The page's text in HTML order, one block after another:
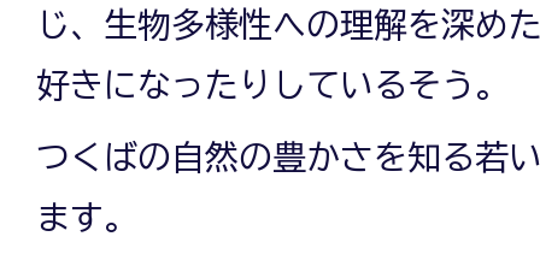
じ、生物多様性への理解を深め
好きになったりしているそう。
つくばの自然の豊かさを知る若
ます。